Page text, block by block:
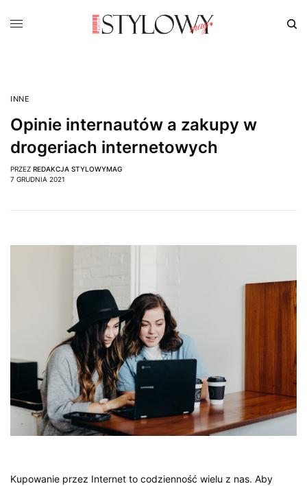
INNE
Opinie internautów a zakupy w
drogeriach internetowych
PRZEZ REDAKCJA STYLOWYMAG
7 GRUDNIA 2021
Kupowanie przez Internet to codzienność wielu z nas. Aby